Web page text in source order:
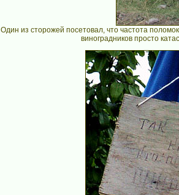
Один из сторожей посетовал, что частота
виноградников просто